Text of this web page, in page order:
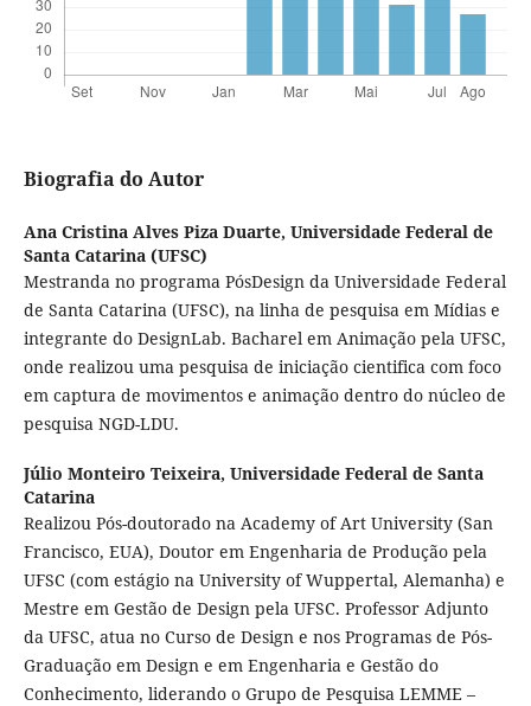
Biografia do Autor
Ana Cristina Alves Piza Duarte, Universidade Federal de
Santa Catarina (UFSC)
Mestranda no programa PósDesign da Universidade Federal
de Santa Catarina (UFSC), na linha de pesquisa em Mídias e
integrante do DesignLab. Bacharel em Animação pela UFSC,
onde realizou uma pesquisa de iniciação cientifica com foco
em captura de movimentos e animação dentro do núcleo de
pesquisa NGD-LDU.
Júlio Monteiro Teixeira, Universidade Federal de Santa
Catarina
Realizou Pós-doutorado na Academy of Art University (San
Francisco, EUA), Doutor em Engenharia de Produção pela
UFSC (com estágio na University of Wuppertal, Alemanha) e
Mestre em Gestão de Design pela UFSC. Professor Adjunto
da UFSC, atua no Curso de Design e nos Programas de Pós-
Graduação em Design e em Engenharia e Gestão do
Conhecimento, liderando o Grupo de Pesquisa LEMME –